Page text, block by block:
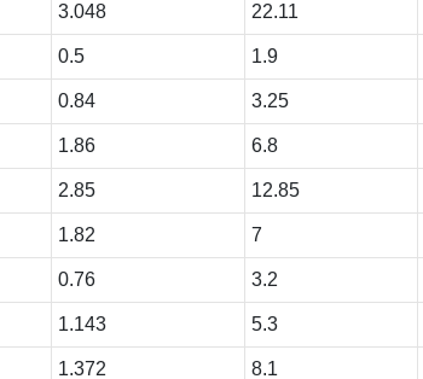
3.048 22.11
0.5 1.9
0.84 3.25
1.86 6.8
2.85 12.85
1.82 7
0.76 3.2
1.143 5.3
1.372 8.1